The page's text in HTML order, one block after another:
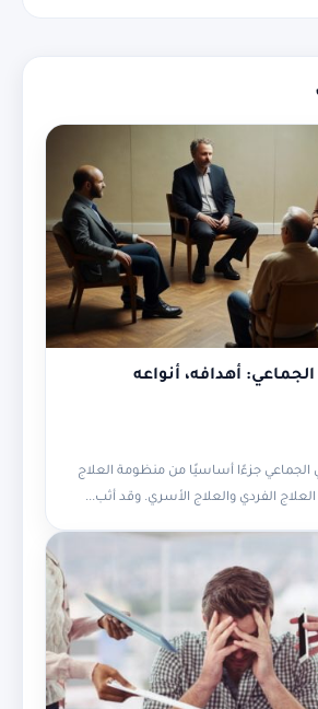
أهدافه، أنواعه
الجماعي جزءًا أساسيًا من منظومة العلاج
الفردي والعلاج الأسري. وقد أثب...